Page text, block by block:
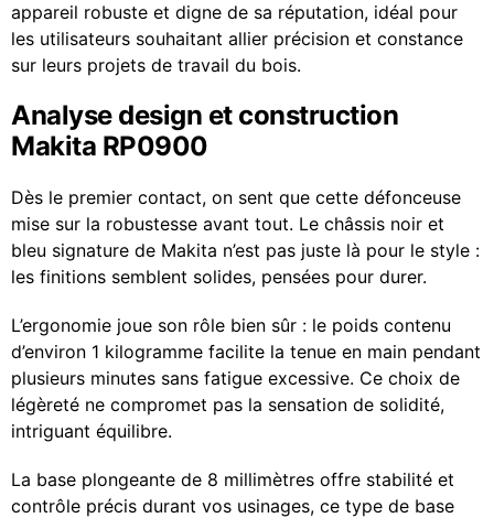
appareil robuste et digne de sa réputation, idéal pour
les utilisateurs souhaitant allier précision et constance
sur leurs projets de travail du bois.
Analyse design et construction
Makita RP0900
Dès le premier contact, on sent que cette défonceuse
mise sur la robustesse avant tout. Le châssis noir et
bleu signature de Makita n’est pas juste là pour le style :
les finitions semblent solides, pensées pour durer.
L’ergonomie joue son rôle bien sûr : le poids contenu
d’environ 1 kilogramme facilite la tenue en main pendant
plusieurs minutes sans fatigue excessive. Ce choix de
légèreté ne compromet pas la sensation de solidité,
intriguant équilibre.
La base plongeante de 8 millimètres offre stabilité et
contrôle précis durant vos usinages, ce type de base